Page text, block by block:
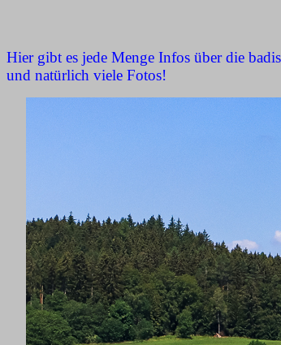
Hier gibt es jede Menge Infos über die
und natürlich viele Fotos!